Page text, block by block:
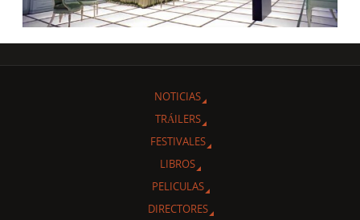
NOTICIAS
TRÁILERS
FESTIVALES
LIBROS
PELICULAS
DIRECTORES